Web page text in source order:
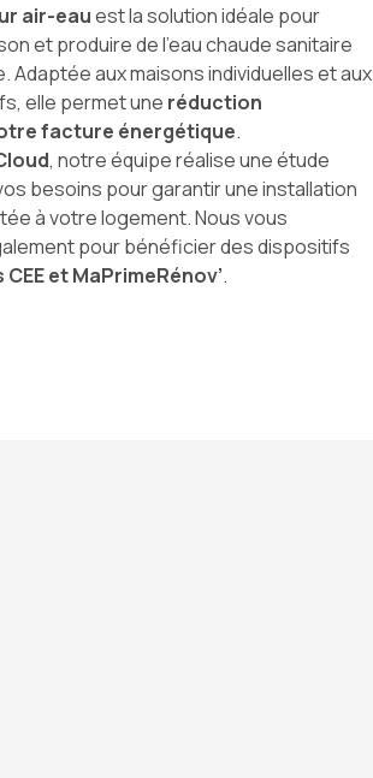
air-eauest la solution idéale pour
et produire de l’eau chaude sanitaire
Adaptée aux maisons individuelles et aux
elle permet une réduction
facture énergétique.
, notre équipe réalise une étude
besoins pour garantir une installation
à votre logement. Nous vous
pour bénéficier des dispositifs
CEE et MaPrimeRénov’.